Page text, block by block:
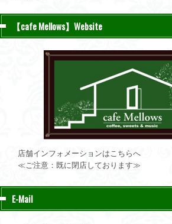
【cafe Mellows】Website
店舗インフォメーションはこちらへ
≪ご注意：既に閉店しております≫
E-Mail